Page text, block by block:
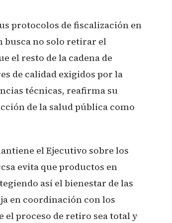
protocolos de fiscalización en
busca no solo retirar el
el resto de la cadena de
de calidad exigidos por la
técnicas, reafirma su
de la salud pública como
el Ejecutivo sobre los
evita que productos en
así el bienestar de las
en coordinación con los
el proceso de retiro sea total y